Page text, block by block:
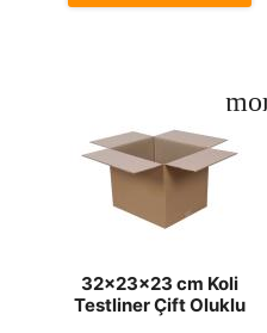
32x23x23 cm Koli
Testliner Çift Oluklu